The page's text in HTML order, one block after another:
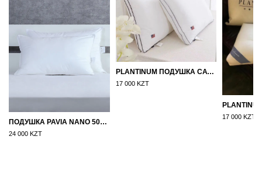
ПОДУШКА PAVIA NANO 50X70
24 000 KZT
PLANTINUM ПОДУШКА САТИН, ШЕЛК 50Х70
17 000 KZT
17 000 KZT